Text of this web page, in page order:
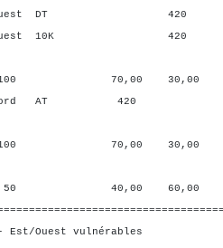
DT 420
10K 420
70,00 30,00
AT 420
70,00 30,00
40,00 60,00
Est/Ouest vulnérables